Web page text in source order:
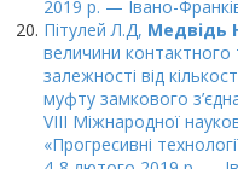
2019 р. — Івано-
Пітулей Л.Д, Медвідь
величини контактного
залежності від
муфту замкового
VIII Міжнародної
«Прогресивні